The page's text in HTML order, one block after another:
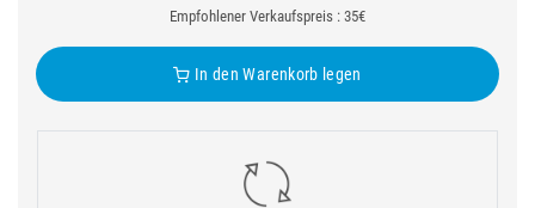
Empfohlener Verkaufspreis : 35€
In den Warenkorb legen